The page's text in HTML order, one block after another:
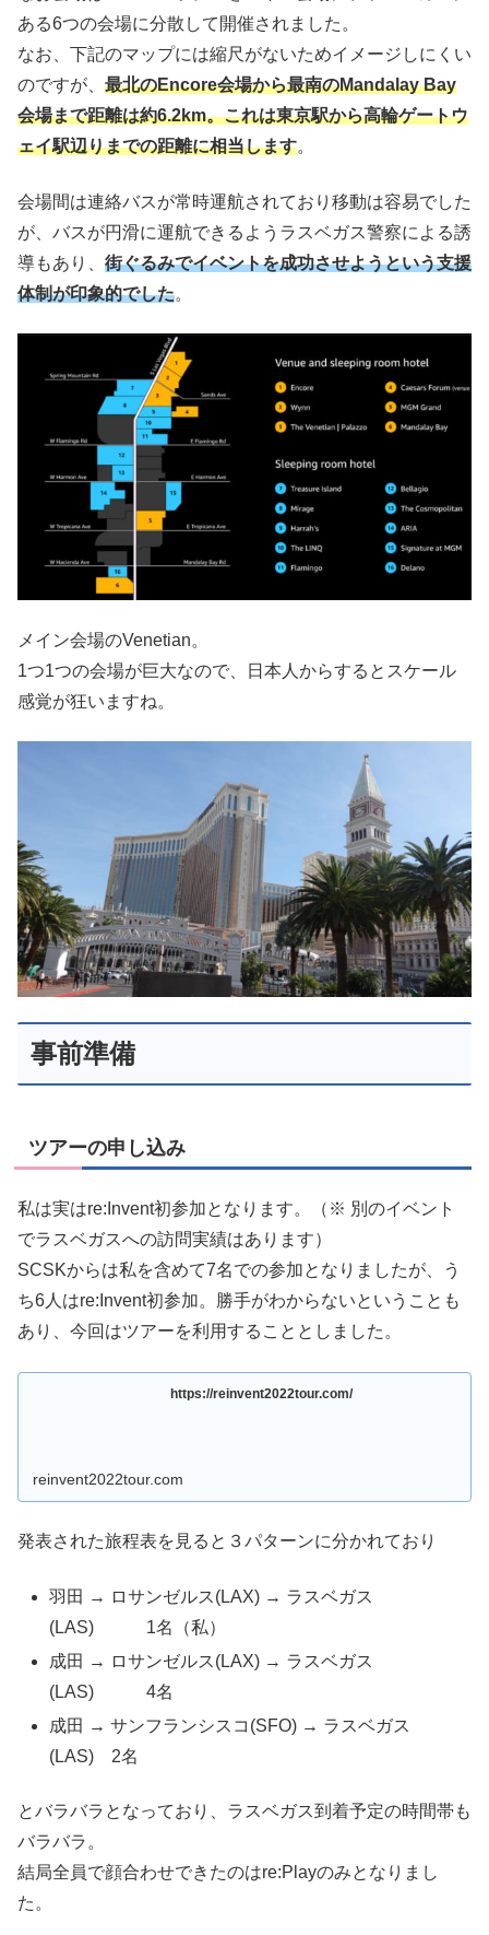
ある6つの会場に分散して開催されました。
なお、下記のマップには縮尺がないためイメージしにくい
のですが、 最北のEncore会場から最南のMandalay Bay
会場まで距離は約6.2km。これは東京駅から高輪ゲートウ
ェイ駅辺りまでの距離に相当します。
会場間は連絡バスが常時運航されており移動は容易でした
が、バスが円滑に運航できるようラスベガス警察による誘
導もあり、 街ぐるみでイベントを成功させようという支援
体制が印象的でした。
メイン会場のVenetian。
1つ1つの会場が巨大なので、日本人からするとスケール
感覚が狂いますね。
事前準備
ツアーの申し込み
私は実はre:Invent初参加となります。（※ 別のイベント
でラスベガスへの訪問実績はあります）
SCSKからは私を含めて7名での参加となりましたが、う
ち6人はre:Invent初参加。勝手がわからないということも
あり、今回はツアーを利用することとしました。
https://reinvent2022tour.com/
reinvent2022tour.com
発表された旅程表を見ると３パターンに分かれており
羽田 → ロサンゼルス(LAX) → ラスベガス
(LAS) 1名（私）
成田 → ロサンゼルス(LAX) → ラスベガス
(LAS) 4名
成田 → サンフランシスコ(SFO) → ラスベガス
(LAS) 2名
とバラバラとなっており、ラスベガス到着予定の時間帯も
バラバラ。
結局全員で顔合わせできたのはre:Playのみとなりまし
た。